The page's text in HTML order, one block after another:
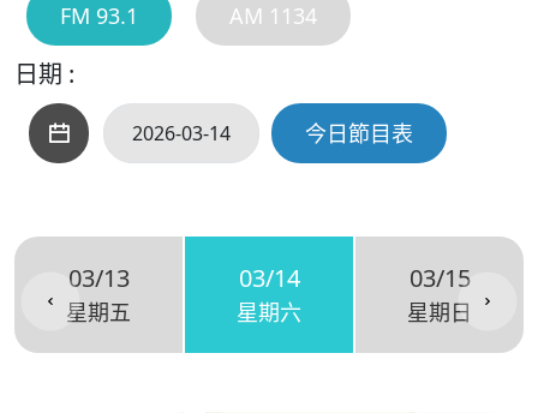
FM 93.1 AM 1134
日期 :
今日節目表
03/13
星期五
03/14
星期六
03/15
星期日